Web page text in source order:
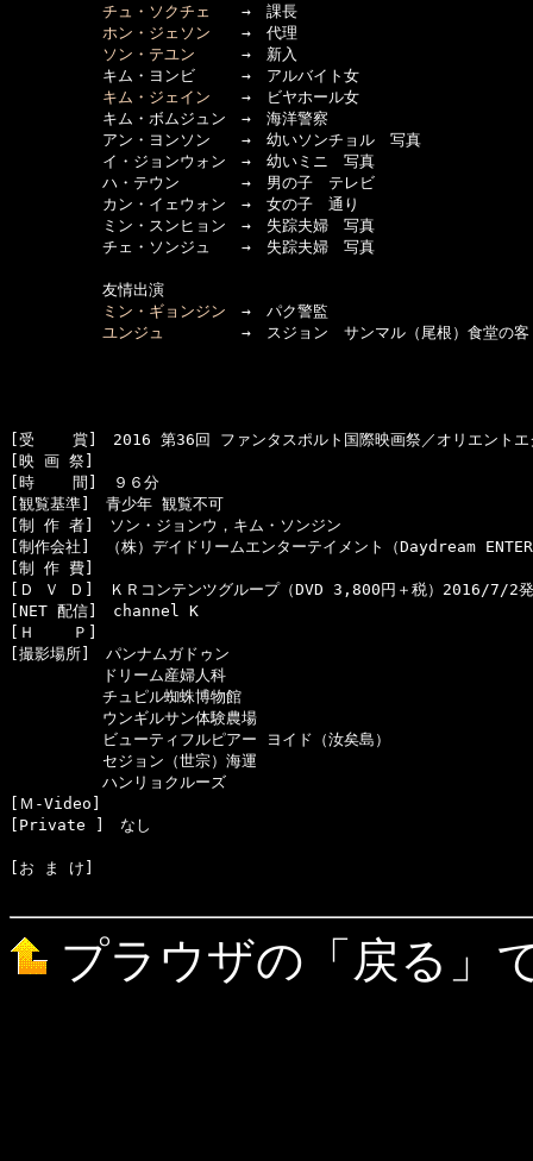
チュ・ソクチェ →　課長
ホン・ジェソン →　代理
ソン・テユン →　新入
キム・ヨンビ　　　→　アルバイト女
キム・ジェイン →　ビヤホール女
キム・ボムジュン　→　海洋警察
アン・ヨンソン　　→　幼いソンチョル　写真
イ・ジョンウォン　→　幼いミニ　写真
ハ・テウン　　　　→　男の子　テレビ
カン・イェウォン　→　女の子　通り
ミン・スンヒョン　→　失踪夫婦　写真
チェ・ソンジュ　　→　失踪夫婦　写真
友情出演
ミン・ギョンジン →　パク警監
ユンジュ
→　スジョン　サンマル（尾根）食堂の客
[受    賞]　2016 第36回 ファンタスポルト国際映画祭／オリエントエ
[映 画 祭]
[時    間]　９６分
[観覧基準]　青少年 観覧不可
[制 作 者]　ソン・ジョンウ，キム・ソンジン
[制作会社]　（株）デイドリームエンターテイメント（Daydream
[制 作 費]
[Ｄ Ｖ Ｄ]　ＫＲコンテンツグループ（DVD 3,800円＋税）2016/7/2
[NET 配信]　channel K
[Ｈ    Ｐ]
[撮影場所]　パンナムガドゥン
ドリーム産婦人科
チュピル蜘蛛博物館
ウンギルサン体験農場
ビューティフルピアー ヨイド（汝矣島）
セジョン（世宗）海運
ハンリョクルーズ
[Ｍ-Video]
[お ま け]
プラウザの「戻る」